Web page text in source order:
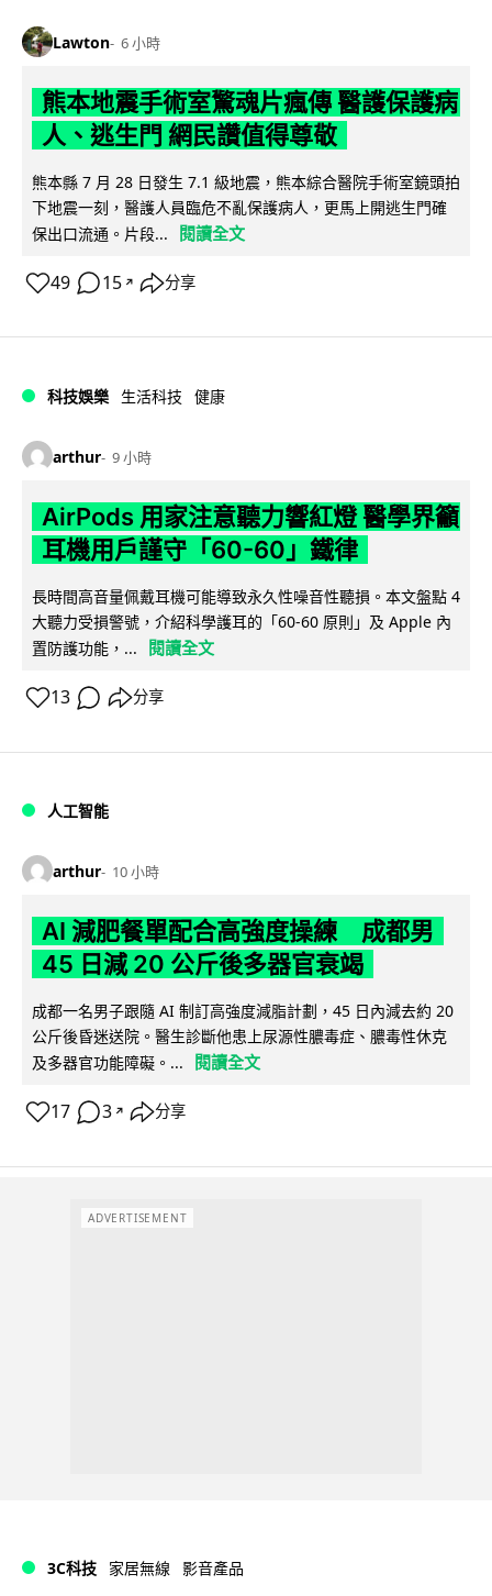
Lawton 6 小時
熊本地震手術室驚魂片瘋傳 醫護保護病
人、逃生門 網民讚值得尊敬
熊本縣 7 月 28 日發生 7.1 級地震，熊本綜合醫院手術室鏡頭拍
下地震一刻，醫護人員臨危不亂保護病人，更馬上開逃生門確
保出口流通。片段...
閱讀全文
49 15 ↗ 分享
科技娛樂 生活科技 健康
arthur 9 小時
AirPods 用家注意聽力響紅燈 醫學界籲
耳機用戶謹守「60-60」鐵律
長時間高音量佩戴耳機可能導致永久性噪音性聽損。本文盤點 4
大聽力受損警號，介紹科學護耳的「60-60 原則」及 Apple 內
置防護功能，...
閱讀全文
13 分享
人工智能
arthur 10 小時
AI 減肥餐單配合高強度操練 成都男
45 日減 20 公斤後多器官衰竭
成都一名男子跟隨 AI 制訂高強度減脂計劃，45 日內減去約 20
公斤後昏迷送院。醫生診斷他患上尿源性膿毒症、膿毒性休克
及多器官功能障礙。...
閱讀全文
17 3 ↗ 分享
ADVERTISEMENT
3C科技 家居無線 影音產品